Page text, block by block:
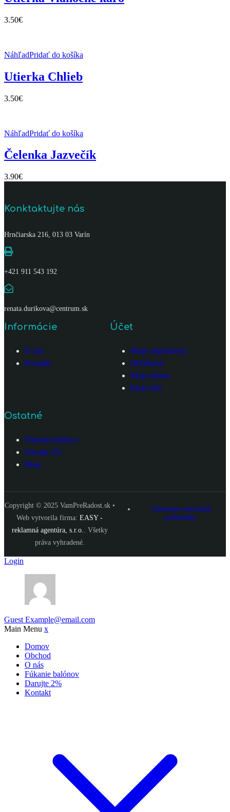
3.50€
NáhľadPridať do košíka
Utierka Chlieb
3.50€
NáhľadPridať do košíka
Čelenka Jazvečík
3.90€
Konktaktujte nás
Hrnčiarska 216, 013 03 Varín
+421 911 543 192
renata.durikova@centrum.sk
Informácie
O nás
Kontakt
Účet
Moje objednávky
Obľúbené
Moja adresa
Moje info
Ostatné
Fúkanie balónov
Darujte 2%
Blog
Copyright © 2025 VamPreRadost.sk •
Web vytvorila firma: EASY -
reklamná agentúra, s.r.o.. Všetky
práva vyhradené.
Všeobecné obchodné
podmienky
Login
Guest Example@email.com
Main Menu x
Domov
Obchod
O nás
Fúkanie balónov
Darujte 2%
Kontakt